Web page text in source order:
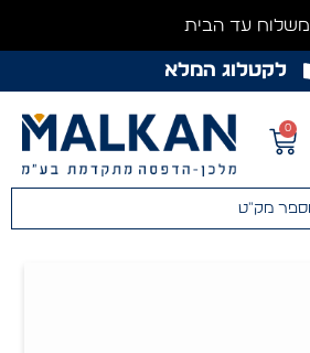
משלוח עד הבית
לקטלוג המלא
0